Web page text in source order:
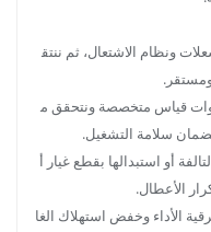
ونظام الاشتعال، ثم ننتق
قياس متخصصة ونتحقق م
سلامة التشغيل.
أو استبدالها بقطع غيار أ
الأعطال.
الأداء وخفض استهلاك الغا